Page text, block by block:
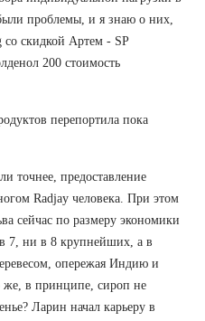
проблемы, и я знаю о них,
со скидкой Артем - SP
200 стоимость
перепортила пока
точнее, предоставление
Radjay человека. При этом
сейчас по размеру экономики
7, ни в 8 крупнейших, а в
опережая Индию и
в принципе, сироп не
Ларин начал карьеру в